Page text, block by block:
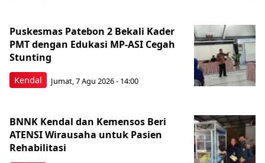
Kendal
Puskesmas Patebon 2 Bekali Kader
PMT dengan Edukasi MP-ASI Cegah
Stunting
Jumat, 7 Agu 2026 - 14:00
BNNK Kendal dan Kemensos Beri
ATENSI Wirausaha untuk Pasien
Rehabilitasi